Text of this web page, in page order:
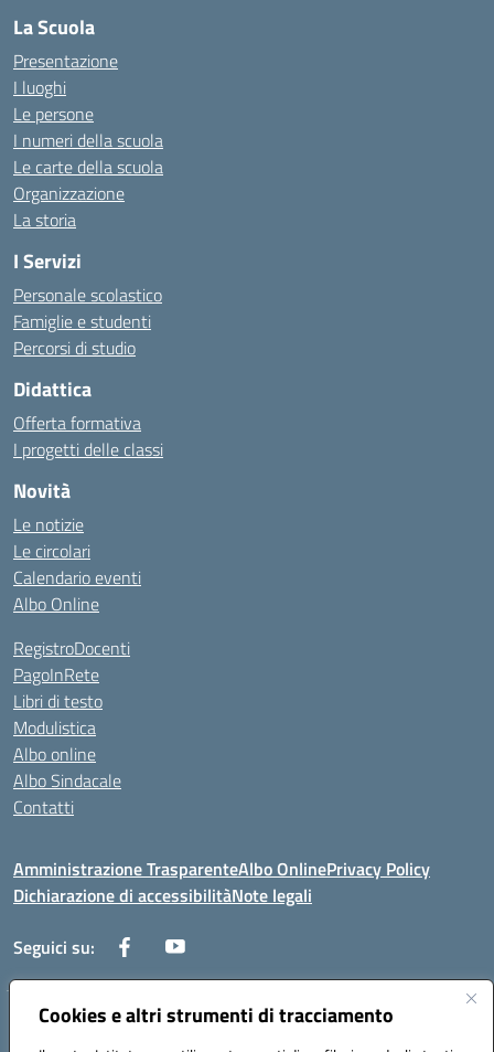
Cookies e altri strumenti di tracciamento
La Scuola
Presentazione
I luoghi
Le persone
I numeri della scuola
Le carte della scuola
Organizzazione
La storia
I Servizi
Personale scolastico
Famiglie e studenti
Percorsi di studio
Didattica
Offerta formativa
I progetti delle classi
Novità
Le notizie
Le circolari
Calendario eventi
Albo Online
RegistroDocenti
PagoInRete
Libri di testo
Modulistica
Albo online
Albo Sindacale
Contatti
Amministrazione TrasparenteAlbo OnlinePrivacy Policy
Dichiarazione di accessibilitàNote legali
Seguici su:
Via Negroni - 87100 Cosenza
Telefono e Fax: 098433104